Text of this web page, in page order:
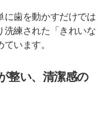
に歯を動かすだけでは
洗練された「きれいな
います。
整い、清潔感の